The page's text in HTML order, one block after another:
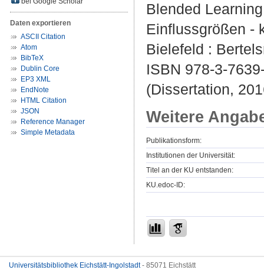
Daten exportieren
ASCII Citation
Atom
BibTeX
Dublin Core
EP3 XML
EndNote
HTML Citation
JSON
Reference Manager
Simple Metadata
Blended
Einflussgrößen -
Bielefeld :
ISBN 978-3-
(Dissertation,
Weitere
Publikationsform:
Institutionen der Universität:
Titel an der KU entstanden:
KU.edoc-ID:
Universitätsbibliothek Eichstätt-Ingolstadt- 85071 Eichstätt